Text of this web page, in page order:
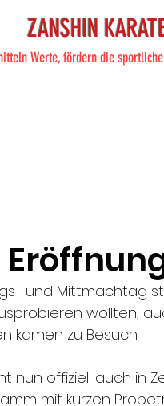
ZANSHIN
Werte, fördern die
und Mittmachtag
wollten,
kamen zu Besuch.
nun offiziell auch in
mit kurzen